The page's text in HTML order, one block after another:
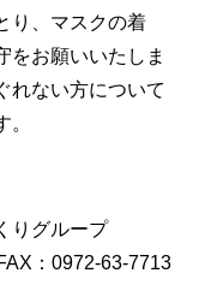
り、マスクの着
をお願いいたしま
れない方について
りグループ
：0972-63-7713